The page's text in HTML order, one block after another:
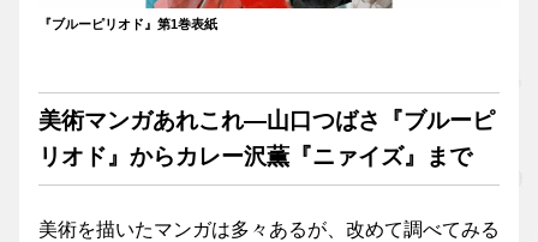
『ブルーピリオド』第1巻表紙
美術マンガあれこれ―山口つばさ『ブルーピ
リオド』からカレー沢薫『ニァイズ』まで
美術を描いたマンガは多々あるが、改めて調べてみる